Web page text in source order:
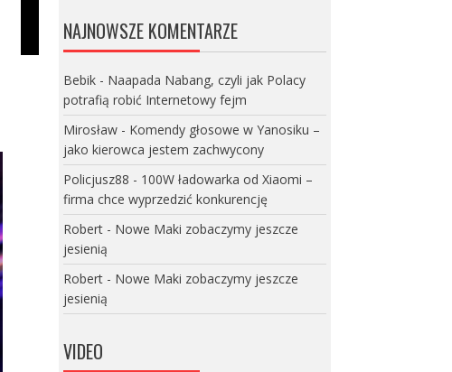
NAJNOWSZE KOMENTARZE
Bebik- Naapada Nabang, czyli jak Polacy
potrafią robić Internetowy fejm
Mirosław- Komendy głosowe w Yanosiku –
jako kierowca jestem zachwycony
Policjusz88 - 100W ładowarka od Xiaomi –
firma chce wyprzedzić konkurencję
Robert- Nowe Maki zobaczymy jeszcze
jesienią
Robert- Nowe Maki zobaczymy jeszcze
jesienią
VIDEO